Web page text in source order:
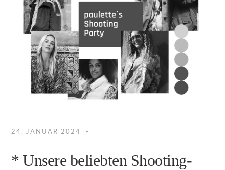
24. JANUAR 2024
* Unsere beliebten Shooting-